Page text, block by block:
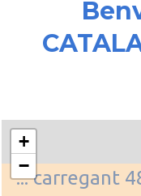
... carregant
+
−